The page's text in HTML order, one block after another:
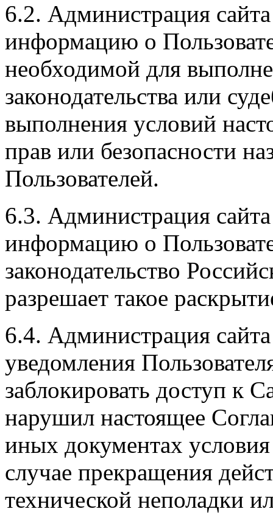
6.2. Администрация
информацию о
необходимой для
законодательства или
выполнения условий
прав или безопасности
Пользователей.
6.3. Администрация
информацию о
законодательство
разрешает такое
6.4. Администрация сайта
уведомления
заблокировать доступ к
нарушил настоящее
иных документах
случае прекращения
технической неполадки